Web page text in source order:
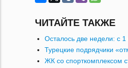
ЧИТАЙТЕ ТАКЖЕ
Осталось две недели: с
Турецкие подрядчики
ЖК со спорткомплексом